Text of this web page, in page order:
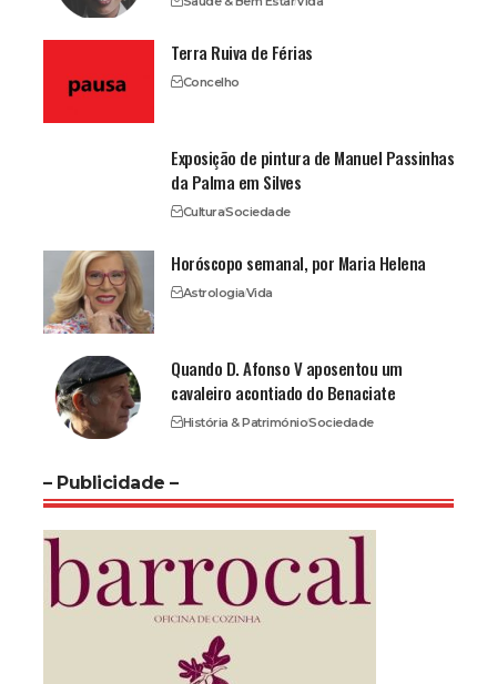
Terra Ruiva de Férias
Concelho
Exposição de pintura de Manuel Passinhas
da Palma em Silves
CulturaSociedade
Horóscopo semanal, por Maria Helena
AstrologiaVida
Quando D. Afonso V aposentou um
cavaleiro acontiado do Benaciate
História & PatrimónioSociedade
– Publicidade –